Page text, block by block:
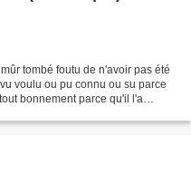
tombé foutu de n'avoir pas été
voulu ou pu connu ou su parce
bonnement parce qu'il l'a